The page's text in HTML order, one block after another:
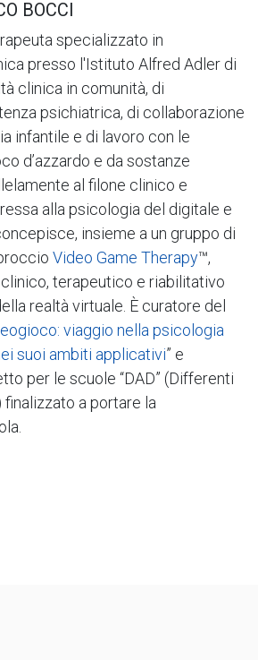
BOCCI
specializzato in
presso l'Istituto Alfred Adler di
clinica in comunità, di
psichiatrica, di collaborazione
infantile e di lavoro con le
d’azzardo e da sostanze
al filone clinico e
alla psicologia del digitale e
insieme a un gruppo di
Video Game Therapy™,
terapeutico e riabilitativo
realtà virtuale. È curatore del
viaggio nella psicologia
suoi ambiti applicativi” e
per le scuole “DAD” (Differenti
a portare la